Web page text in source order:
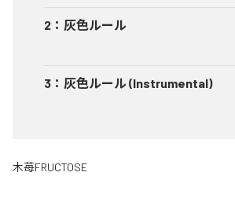
2 ： 灰色ルール
3 ： 灰色ルール (Instrumental)
木苺FRUCTOSE